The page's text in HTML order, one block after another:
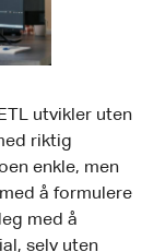
utvikler uten
riktig
enkle, men
å formulere
med å
selv uten